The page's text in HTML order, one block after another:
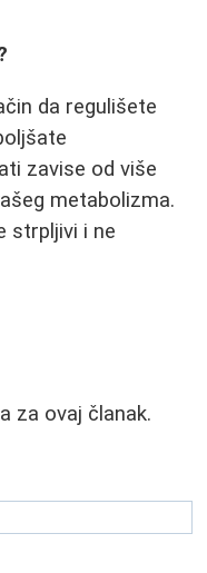
da regulišete
zavise od više
metabolizma.
strpljivi i ne
za ovaj članak.